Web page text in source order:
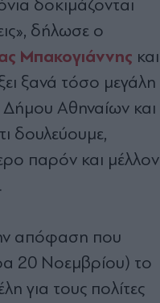
δοκιμάζονται
δήλωσε ο
Μπακογιάννης και
ξανά τόσο μεγάλη
Δήμου Αθηναίων και
δουλεύουμε,
παρόν και μέλλον
απόφαση που
20 Νοεμβρίου) το
για τους πολίτες